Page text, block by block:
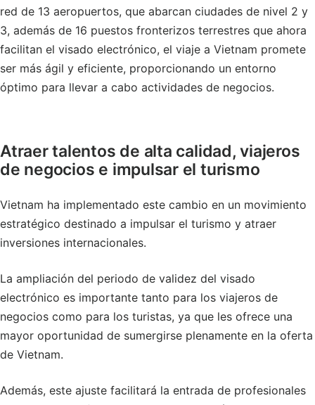
red de 13 aeropuertos, que abarcan ciudades de nivel 2 y
3, además de 16 puestos fronterizos terrestres que ahora
facilitan el visado electrónico, el viaje a Vietnam promete
ser más ágil y eficiente, proporcionando un entorno
óptimo para llevar a cabo actividades de negocios.
Atraer talentos de alta calidad, viajeros
de negocios e impulsar el turismo
Vietnam ha implementado este cambio en un movimiento
estratégico destinado a impulsar el turismo y atraer
inversiones internacionales.
La ampliación del periodo de validez del visado
electrónico es importante tanto para los viajeros de
negocios como para los turistas, ya que les ofrece una
mayor oportunidad de sumergirse plenamente en la oferta
de Vietnam.
Además, este ajuste facilitará la entrada de profesionales